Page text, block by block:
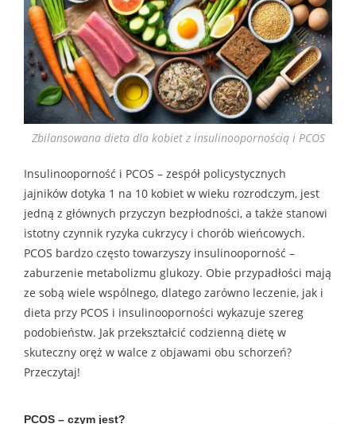
Zbilansowana dieta dla kobiet z insulinoopornością i PCOS
Insulinooporność i PCOS – zespół policystycznych
jajników dotyka 1 na 10 kobiet w wieku rozrodczym, jest
jedną z głównych przyczyn bezpłodności, a także stanowi
istotny czynnik ryzyka cukrzycy i chorób wieńcowych.
PCOS bardzo często towarzyszy insulinooporność –
zaburzenie metabolizmu glukozy. Obie przypadłości mają
ze sobą wiele wspólnego, dlatego zarówno leczenie, jak i
dieta przy PCOS i insulinooporności wykazuje szereg
podobieństw. Jak przekształcić codzienną dietę w
skuteczny oręż w walce z objawami obu schorzeń?
Przeczytaj!
PCOS – czym jest?